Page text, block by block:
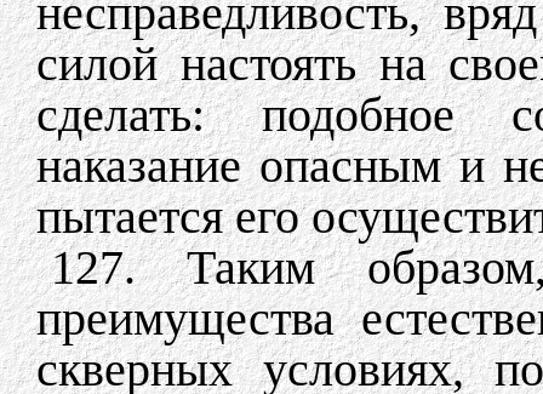
несправедливость,
силой настоять на
сделать: подобное
наказание опасным и
пытается его
127. Таким
преимущества
скверных условиях,